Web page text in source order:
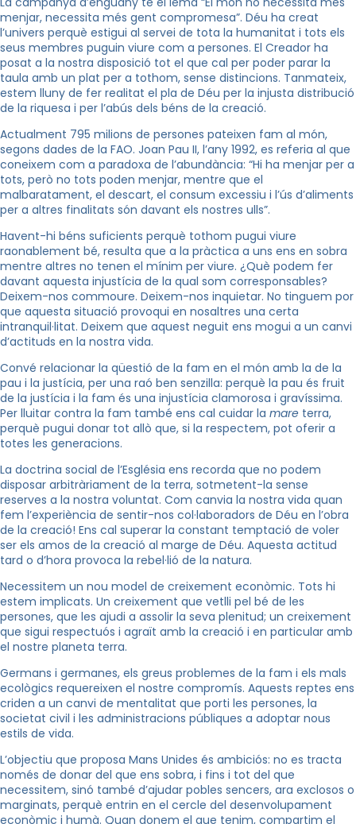
menjar, necessita més gent compromesa”. Déu ha creat
l’univers perquè estigui al servei de tota la humanitat i tots els
seus membres puguin viure com a persones. El Creador ha
posat a la nostra disposició tot el que cal per poder parar la
taula amb un plat per a tothom, sense distincions. Tanmateix,
estem lluny de fer realitat el pla de Déu per la injusta distribució
de la riquesa i per l’abús dels béns de la creació.
Actualment 795 milions de persones pateixen fam al món,
segons dades de la FAO. Joan Pau II, l’any 1992, es referia al que
coneixem com a paradoxa de l’abundància: “Hi ha menjar per a
tots, però no tots poden menjar, mentre que el
malbaratament, el descart, el consum excessiu i l’ús d’aliments
per a altres finalitats són davant els nostres ulls”.
Havent-hi béns suficients perquè tothom pugui viure
raonablement bé, resulta que a la pràctica a uns ens en sobra
mentre altres no tenen el mínim per viure. ¿Què podem fer
davant aquesta injustícia de la qual som corresponsables?
Deixem-nos commoure. Deixem-nos inquietar. No tinguem por
que aquesta situació provoqui en nosaltres una certa
intranquil·litat. Deixem que aquest neguit ens mogui a un canvi
d’actituds en la nostra vida.
Convé relacionar la qüestió de la fam en el món amb la de la
pau i la justícia, per una raó ben senzilla: perquè la pau és fruit
de la justícia i la fam és una injustícia clamorosa i gravíssima.
Per lluitar contra la fam també ens cal cuidar la mare terra,
perquè pugui donar tot allò que, si la respectem, pot oferir a
totes les generacions.
La doctrina social de l’Església ens recorda que no podem
disposar arbitràriament de la terra, sotmetent-la sense
reserves a la nostra voluntat. Com canvia la nostra vida quan
fem l’experiència de sentir-nos col·laboradors de Déu en l’obra
de la creació! Ens cal superar la constant temptació de voler
ser els amos de la creació al marge de Déu. Aquesta actitud
tard o d’hora provoca la rebel·lió de la natura.
Necessitem un nou model de creixement econòmic. Tots hi
estem implicats. Un creixement que vetlli pel bé de les
persones, que les ajudi a assolir la seva plenitud; un creixement
que sigui respectuós i agraït amb la creació i en particular amb
el nostre planeta terra.
Germans i germanes, els greus problemes de la fam i els mals
ecològics requereixen el nostre compromís. Aquests reptes ens
criden a un canvi de mentalitat que porti les persones, la
societat civil i les administracions públiques a adoptar nous
estils de vida.
L’objectiu que proposa Mans Unides és ambiciós: no es tracta
només de donar del que ens sobra, i fins i tot del que
necessitem, sinó també d’ajudar pobles sencers, ara exclosos o
marginats, perquè entrin en el cercle del desenvolupament
econòmic i humà. Quan donem el que tenim, compartim el